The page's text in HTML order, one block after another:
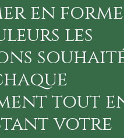
en
les
tout
votre